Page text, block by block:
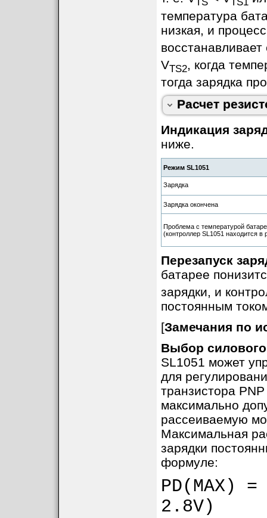
температура
низкая, и
VTS2, когда
тогда зарядка
Расчет
Индикация
ниже.
Режим SL1051
Зарядка
Зарядка окончена
Проблема с температурой
(контроллер SL1051 находится в
Перезапуск
батарее
зарядки, и
постоянным
[Замечания по
Выбор силового
SL1051 может
для
транзистора
максимально
рассеиваемую
Максимальная
зарядки
формуле:
PD(MAX)
2.8V)